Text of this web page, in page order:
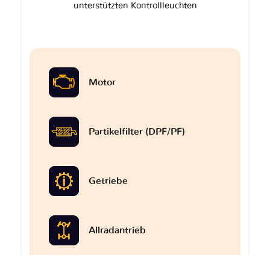
unterstützten Kontrollleuchten
Motor
Partikelfilter (DPF/PF)
Getriebe
Allradantrieb